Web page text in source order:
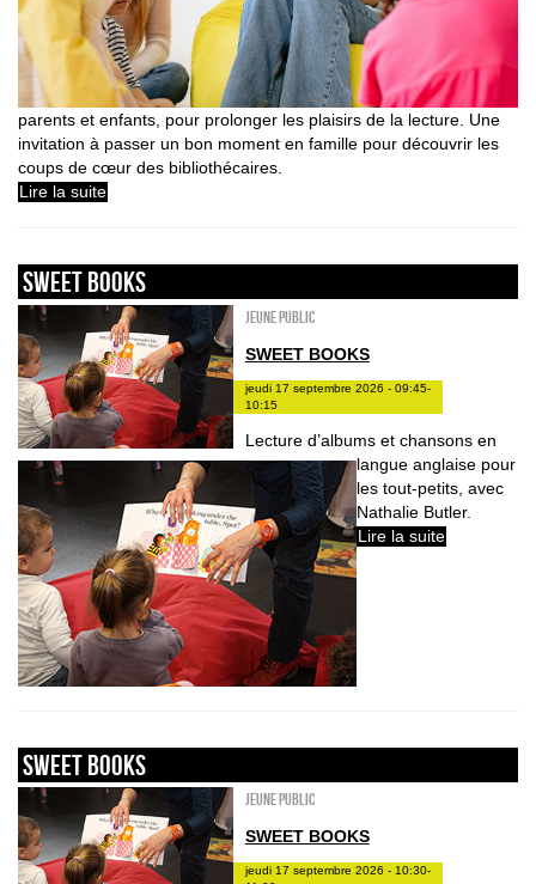
parents et enfants, pour prolonger les plaisirs de la lecture. Une
invitation à passer un bon moment en famille pour découvrir les
coups de cœur des bibliothécaires.
Lire la suite
sweet books
Jeune public
SWEET BOOKS
jeudi 17 septembre 2026 - 09:45-
10:15
Lecture d’albums et chansons en
langue anglaise pour
les tout-petits, avec
Nathalie Butler.
Lire la suite
sweet books
Jeune public
SWEET BOOKS
jeudi 17 septembre 2026 - 10:30-